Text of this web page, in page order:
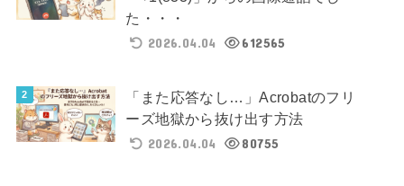
た・・・
2026.04.04
612565
「また応答なし…」Acrobatのフリ
ーズ地獄から抜け出す方法
2026.04.04
80755